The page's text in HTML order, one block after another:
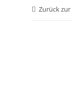
Zurück zur